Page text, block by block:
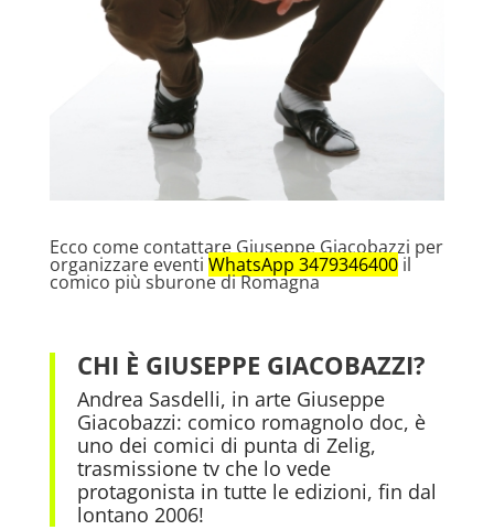
Ecco come contattare Giuseppe Giacobazzi per
organizzare eventi WhatsApp 3479346400il
comico più sburone di Romagna
CHI È GIUSEPPE GIACOBAZZI?
Andrea Sasdelli, in arte Giuseppe
Giacobazzi: comico romagnolo doc, è
uno dei comici di punta di Zelig,
trasmissione tv che lo vede
protagonista in tutte le edizioni, fin dal
lontano 2006!